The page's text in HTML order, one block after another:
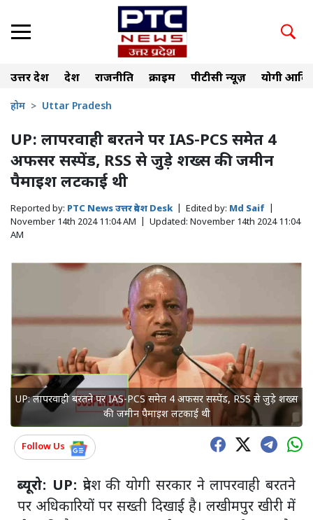
उत्तर प्रदेश देश राजनीति क्राइम पीटीसी न्यूज़ योगी
होम Uttar Pradesh
UP: लापरवाही बरतने पर IAS-PCS समेत 4
अफसर सस्पेंड, RSS से जुड़े शख्स की जमीन
पैमाइश लटकाई थी
Reported by: PTC News उत्तर प्रदेश Desk Edited by: Md Saif
November 14th 2024 11:04 AM
Updated: November 14th 2024 11:04
AM
UP: लापरवाही बरतने पर IAS-PCS समेत 4 अफसर सस्पेंड, RSS से जुड़े शख्स
की जमीन पैमाइश लटकाई थी
Follow Us
ब्यूरो: UP: प्रदेश की योगी सरकार ने लापरवाही बरतने
पर अधिकारियों पर सख्ती दिखाई है। लखीमपुर खीरी में